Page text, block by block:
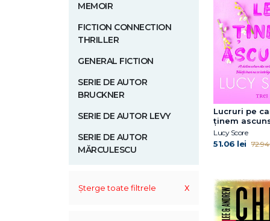
MEMOIR
FICTION CONNECTION
THRILLER
GENERAL FICTION
SERIE DE AUTOR
BRUCKNER
SERIE DE AUTOR LEVY
SERIE DE AUTOR
MĂRCULESCU
Șterge toate filtrele x
Lucruri pe
ținem
Knockemout,
Lucy Score
51.06 lei 72.94